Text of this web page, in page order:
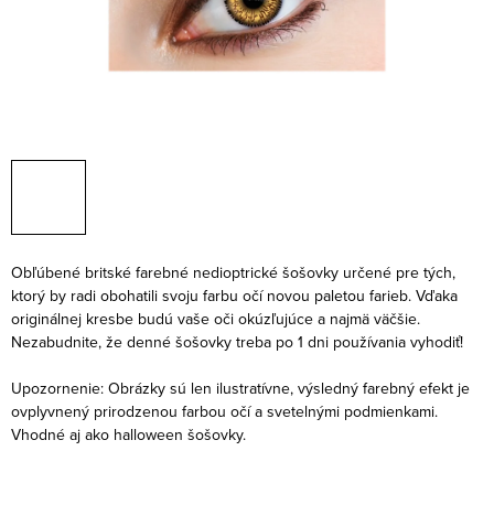
Obľúbené britské farebné nedioptrické šošovky určené pre tých,
ktorý by radi obohatili svoju farbu očí novou paletou farieb. Vďaka
originálnej kresbe budú vaše oči okúzľujúce a najmä väčšie.
Nezabudnite, že denné šošovky treba po 1 dni používania vyhodiť!
Upozornenie: Obrázky sú len ilustratívne, výsledný farebný efekt je
ovplyvnený prirodzenou farbou očí a svetelnými podmienkami.
Vhodné aj ako halloween šošovky.